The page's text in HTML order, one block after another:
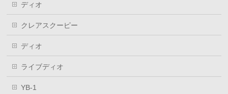
ディオ
クレアスクーピー
ディオ
ライブディオ
YB-1